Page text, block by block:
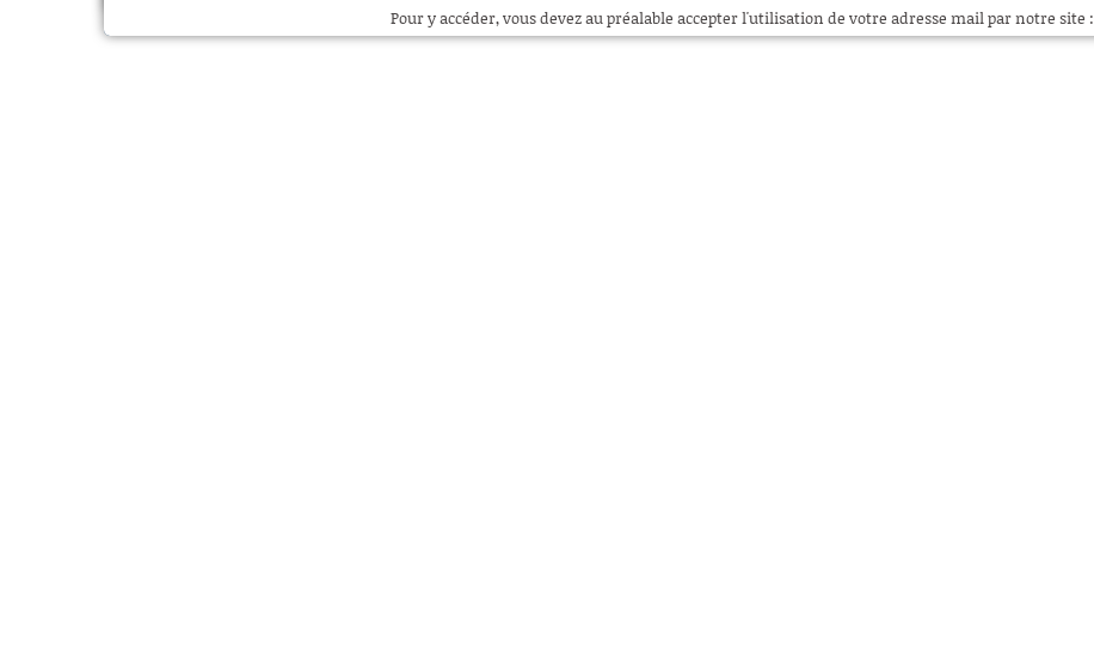
Pour y accéder, vous devez au préalable accepter l'utilisation de votre adresse mail par notre site :